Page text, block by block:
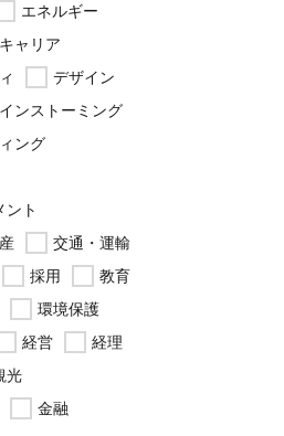
エネルギー
キャリア
デザイン
ンストーミング
ング
ント
交通・運輸
採用
教育
環境保護
経営
経理
光
金融